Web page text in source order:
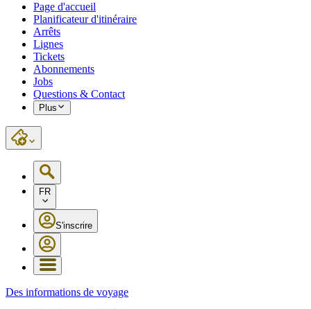
Page d'accueil
Planificateur d'itinéraire
Arrêts
Lignes
Tickets
Abonnements
Jobs
Questions & Contact
Plus
FR
S'inscrire
Des informations de voyage